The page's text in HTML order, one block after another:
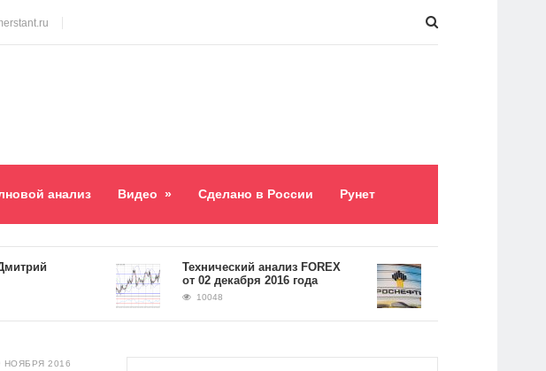
анализ Видео » Сделано в России Рунет
​Технический анализ FOREX
от 02 декабря 2016 года
10048
Долг «Роснефти»
5,2 триллиона рублей
9062
2016